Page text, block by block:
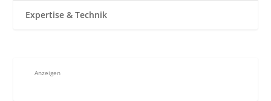
Expertise & Technik
Anzeigen